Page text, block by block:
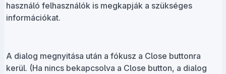
használó felhasználók is megkapják a szükséges
információkat.
A dialog megnyitása után a fókusz a Close buttonra
kerül. (Ha nincs bekapcsolva a Close button, a dialog